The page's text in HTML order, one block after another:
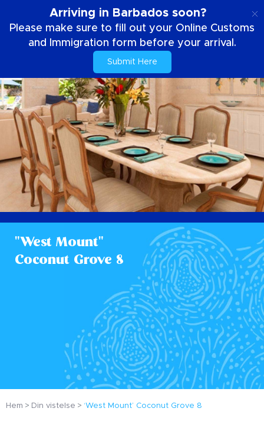
Arriving in Barbados soon?
Please make sure to fill out your Online Customs
and Immigration form before your arrival.
Submit Here
"West Mount"
Coconut Grove 8
Hem Din vistelse ‘West Mount’ Coconut Grove 8